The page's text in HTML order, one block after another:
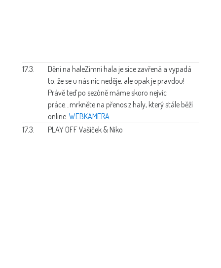
17.3. Dění na haleZimní hala je sice zavřená a vypadá
to, že se u nás nic neděje, ale opak je pravdou!
Právě teď po sezóně máme skoro nejvíc
práce...mrkněte na přenos z haly, který stále běží
online. WEBKAMERA
17.3.
PLAY OFF Vašíček & Niko